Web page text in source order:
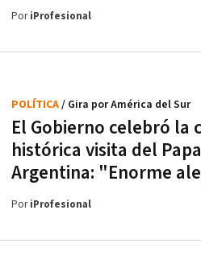
PoriProfesional
El Gobierno celebró la
histórica visita del
Argentina: "Enorme
POLÍTICA/ Gira por América del Sur
PoriProfesional